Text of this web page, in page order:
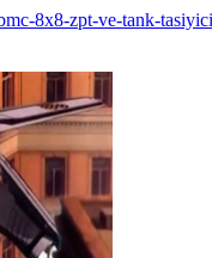
8x8-zpt-ve-tank-